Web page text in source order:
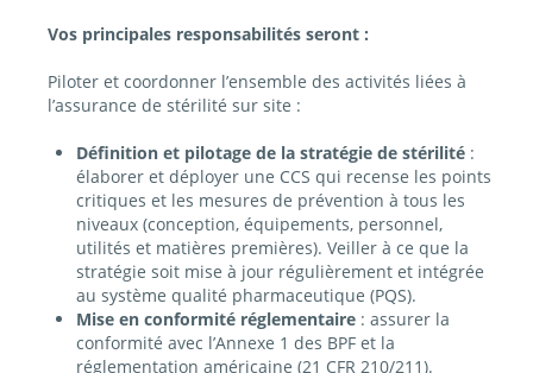
Vos principales responsabilités seront :
Piloter et coordonner l’ensemble des activités liées à
l’assurance de stérilité sur site :
Définition et pilotage de la stratégie de stérilité:
élaborer et déployer une CCS qui recense les points
critiques et les mesures de prévention à tous les
niveaux (conception, équipements, personnel,
utilités et matières premières). Veiller à ce que la
stratégie soit mise à jour régulièrement et intégrée
au système qualité pharmaceutique (PQS).
Mise en conformité réglementaire: assurer la
conformité avec l’Annexe 1 des BPF et la
réglementation américaine (21 CFR 210/211).